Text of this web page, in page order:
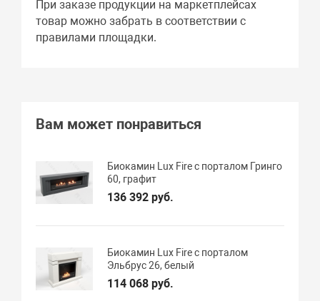
При заказе продукции на маркетплейсах
товар можно забрать в соответствии с
правилами площадки.
Вам может понравиться
Биокамин Lux Fire с порталом Гринго
60, графит
136 392 руб.
Биокамин Lux Fire с порталом
Эльбрус 26, белый
114 068 руб.